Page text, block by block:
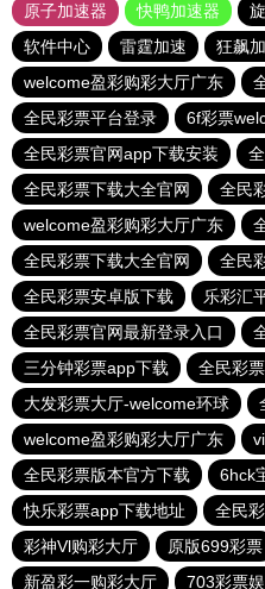
原子加速器
快鸭加速器
软件中心
雷霆加速 狂飙
welcome盈彩购彩大厅广东
全民彩票平台登录
6f彩票
全民彩票官网app下载安装
全民彩票下载大全官网
全民
welcome盈彩购彩大厅广东
全民彩票下载大全官网
全民
全民彩票安卓版下载
乐彩汇
全民彩票官网最新登录入口
三分钟彩票app下载
全民彩
大发彩票大厅-welcome环球
welcome盈彩购彩大厅广东
全民彩票版本官方下载
6hck
快乐彩票app下载地址
全民
彩神Vl购彩大厅
原版699彩票
新盈彩一购彩大厅
703彩票